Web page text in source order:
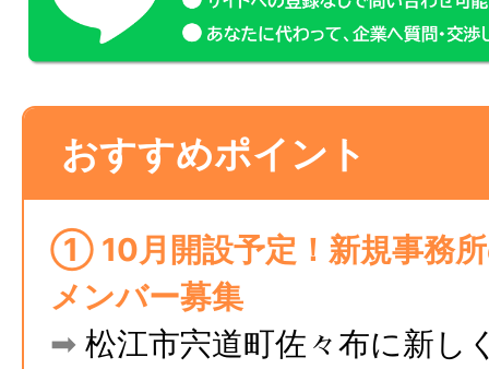
おすすめポイント
① 10月開設予定！新規事務
メンバー募集
➡ 松江市宍道町佐々布に新し